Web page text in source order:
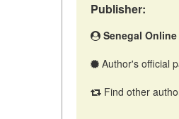
Publisher:
Senegal Online
Author's official
Find other